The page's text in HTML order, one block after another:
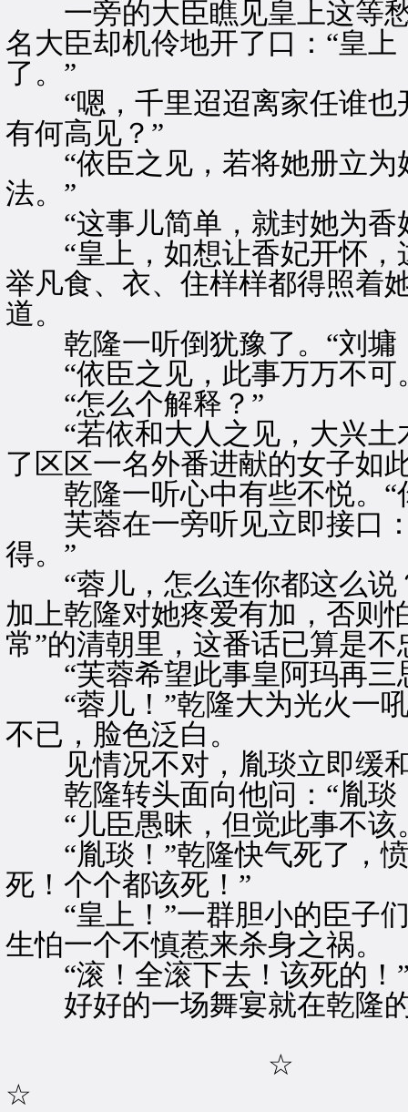
一旁的大臣瞧见皇上这等愁
名大臣却机伶地开了口：“皇
了。”
“嗯，千里迢迢离家任谁也
有何高见？”
“依臣之见，若将她册立为
法。”
“这事儿简单，就封她为香
“皇上，如想让香妃开怀，
举凡食、衣、住样样都得照着
道。
乾隆一听倒犹豫了。“刘墉
“依臣之见，此事万万不可
“怎么个解释？”
“若依和大人之见，大兴土
了区区一名外番进献的女子如
乾隆一听心中有些不悦。“
芙蓉在一旁听见立即接口：
得。”
“蓉儿，怎么连你都这么说
加上乾隆对她疼爱有加，否则
常”的清朝里，这番话已算是不
“芙蓉希望此事皇阿玛再三
“蓉儿！”乾隆大为光火一吼
不已，脸色泛白。
见情况不对，胤琰立即缓和
乾隆转头面向他问：“胤琰
“儿臣愚昧，但觉此事不该
“胤琰！”乾隆快气死了，愤
死！个个都该死！”
“皇上！”一群胆小的臣子们
生怕一个不慎惹来杀身之祸。
“滚！全滚下去！该死的！
好好的一场舞宴就在乾隆
☆
☆